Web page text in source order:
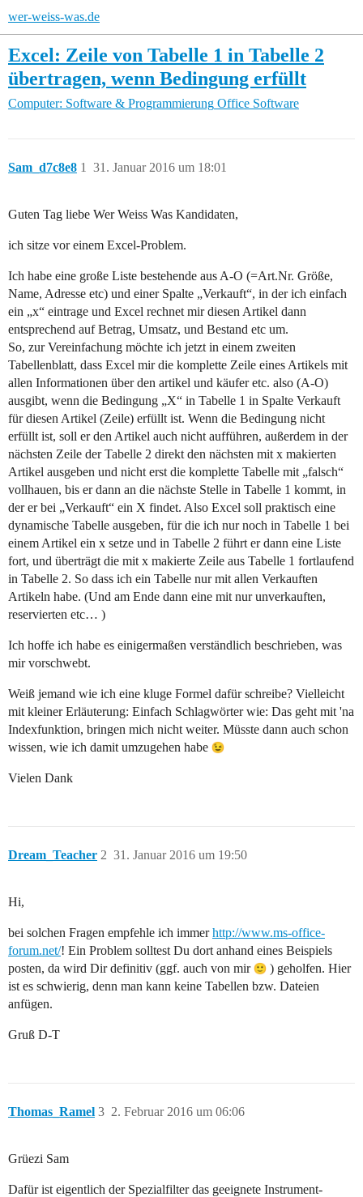
wer-weiss-was.de
Excel: Zeile von Tabelle 1 in Tabelle 2
übertragen, wenn Bedingung erfüllt
Computer: Software & Programmierung Office Software
Sam_d7c8e8 31. Januar 2016 um 18:01
1
Guten Tag liebe Wer Weiss Was Kandidaten,
ich sitze vor einem Excel-Problem.
Ich habe eine große Liste bestehende aus A-O (=Art.Nr. Größe,
Name, Adresse etc) und einer Spalte „Verkauft“, in der ich einfach
ein „x“ eintrage und Excel rechnet mir diesen Artikel dann
entsprechend auf Betrag, Umsatz, und Bestand etc um.
So, zur Vereinfachung möchte ich jetzt in einem zweiten
Tabellenblatt, dass Excel mir die komplette Zeile eines Artikels mit
allen Informationen über den artikel und käufer etc. also (A-O)
ausgibt, wenn die Bedingung „X“ in Tabelle 1 in Spalte Verkauft
für diesen Artikel (Zeile) erfüllt ist. Wenn die Bedingung nicht
erfüllt ist, soll er den Artikel auch nicht aufführen, außerdem in der
nächsten Zeile der Tabelle 2 direkt den nächsten mit x makierten
Artikel ausgeben und nicht erst die komplette Tabelle mit „falsch“
vollhauen, bis er dann an die nächste Stelle in Tabelle 1 kommt, in
der er bei „Verkauft“ ein X findet. Also Excel soll praktisch eine
dynamische Tabelle ausgeben, für die ich nur noch in Tabelle 1 bei
einem Artikel ein x setze und in Tabelle 2 führt er dann eine Liste
fort, und überträgt die mit x makierte Zeile aus Tabelle 1 fortlaufend
in Tabelle 2. So dass ich ein Tabelle nur mit allen Verkauften
Artikeln habe. (Und am Ende dann eine mit nur unverkauften,
reservierten etc… )
Ich hoffe ich habe es einigermaßen verständlich beschrieben, was
mir vorschwebt.
Weiß jemand wie ich eine kluge Formel dafür schreibe? Vielleicht
mit kleiner Erläuterung: Einfach Schlagwörter wie: Das geht mit 'na
Indexfunktion, bringen mich nicht weiter. Müsste dann auch schon
wissen, wie ich damit umzugehen habe
Vielen Dank
Dream_Teacher 31. Januar 2016 um 19:50
2
Hi,
bei solchen Fragen empfehle ich immerhttp://www.ms-office-
forum.net/! Ein Problem solltest Du dort anhand eines Beispiels
posten, da wird Dir definitiv (ggf. auch von mir
) geholfen. Hier
ist es schwierig, denn man kann keine Tabellen bzw. Dateien
anfügen.
Gruß D-T
Thomas_Ramel 2. Februar 2016 um 06:06
3
Grüezi Sam
Dafür ist eigentlich der Spezialfilter das geeignete Instrument-